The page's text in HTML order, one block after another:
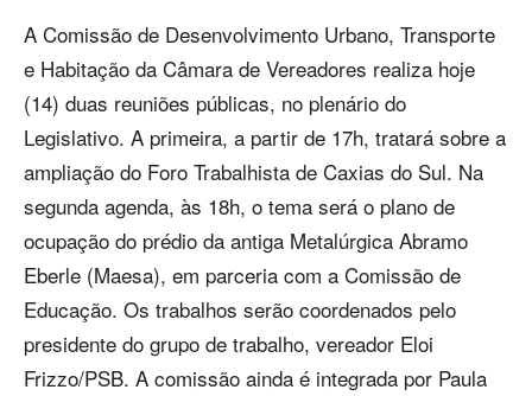
A Comissão de Desenvolvimento Urbano, Transporte
e Habitação da Câmara de Vereadores realiza hoje
(14) duas reuniões públicas, no plenário do
Legislativo. A primeira, a partir de 17h, tratará sobre a
ampliação do Foro Trabalhista de Caxias do Sul. Na
segunda agenda, às 18h, o tema será o plano de
ocupação do prédio da antiga Metalúrgica Abramo
Eberle (Maesa), em parceria com a Comissão de
Educação. Os trabalhos serão coordenados pelo
presidente do grupo de trabalho, vereador Eloi
Frizzo/PSB. A comissão ainda é integrada por Paula